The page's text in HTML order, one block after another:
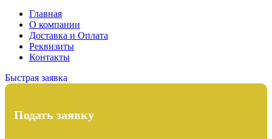
Главная
О компании
Доставка и Оплата
Реквизиты
Контакты
Быстрая заявка
Подать заявку